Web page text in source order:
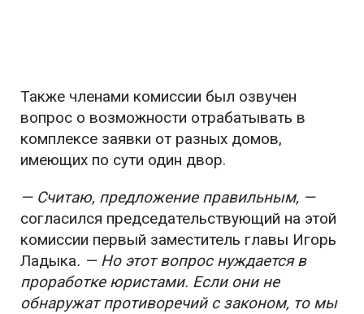
Также членами комиссии был озвучен
вопрос о возможности отрабатывать в
комплексе заявки от разных домов,
имеющих по сути один двор.
— Считаю, предложение правильным, —
согласился председательствующий на этой
комиссии первый заместитель главы Игорь
Ладыка. — Но этот вопрос нуждается в
проработке юристами. Если они не
обнаружат противоречий с законом, то мы